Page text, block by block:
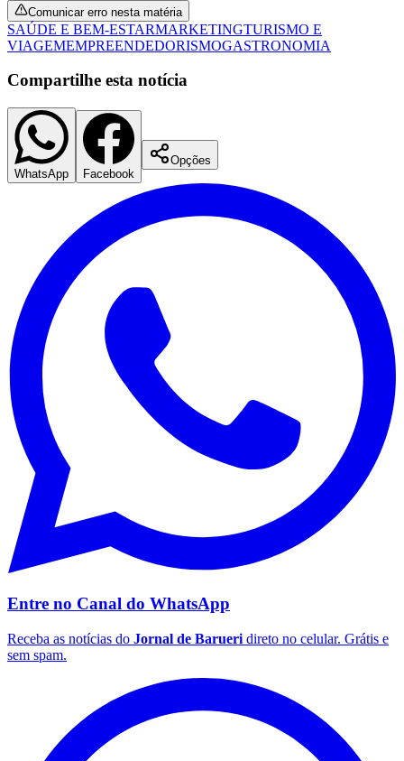
São Paulo
Comunicar erro nesta matéria
SAÚDE E BEM-ESTARMARKETINGTURISMO E
VIAGEMEMPREENDEDORISMOGASTRONOMIA
Compartilhe esta notícia
WhatsApp Facebook
Opções
Entre no Canal do WhatsApp
Receba as notícias do Jornal de Barueri direto no celular. Grátis e
sem spam.